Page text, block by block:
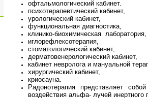
офтальмологический кабинет.
психотерапевтический кабинет,
урологический кабинет,
функциональная диагностика,
клинико-биохимическая лаборатория,
иглорефлексотерапия,
стоматологический кабинет,
дерматовенерологический кабинет,
кабинет невролога и мануальной
хирургический кабинет,
криосауна.
Радонотерапия представляет
воздействия альфа- лучей инертного